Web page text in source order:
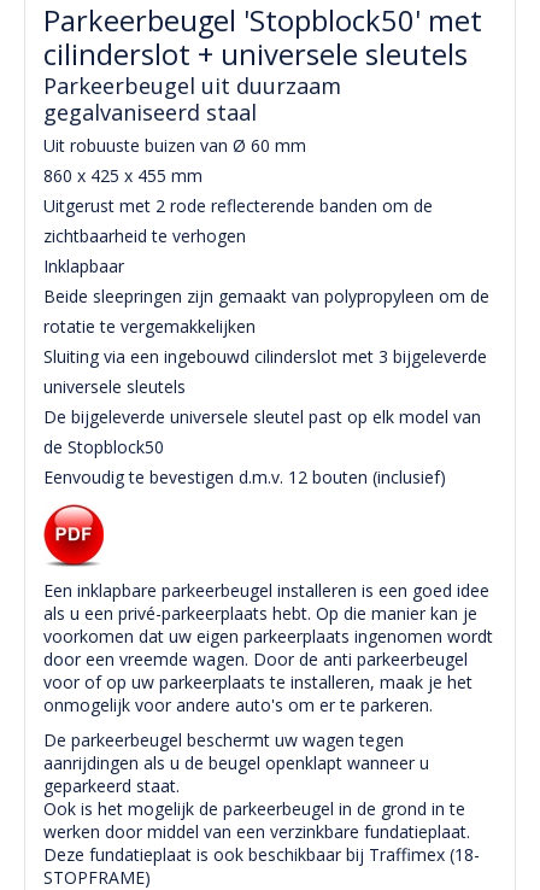
Parkeerbeugel 'Stopblock50' met
cilinderslot + universele sleutels
Parkeerbeugel uit duurzaam
gegalvaniseerd staal
Uit robuuste buizen van Ø 60 mm
860 x 425 x 455 mm
Uitgerust met 2 rode reflecterende banden om de
zichtbaarheid te verhogen
Inklapbaar
Beide sleepringen zijn gemaakt van polypropyleen om de
rotatie te vergemakkelijken
Sluiting via een ingebouwd cilinderslot met 3 bijgeleverde
universele sleutels
De bijgeleverde universele sleutel past op elk model van
de Stopblock50
Eenvoudig te bevestigen d.m.v. 12 bouten (inclusief)
Een inklapbare parkeerbeugel installeren is een goed idee
als u een privé-parkeerplaats hebt. Op die manier kan je
voorkomen dat uw eigen parkeerplaats ingenomen wordt
door een vreemde wagen. Door de anti parkeerbeugel
voor of op uw parkeerplaats te installeren, maak je het
onmogelijk voor andere auto's om er te parkeren.
De parkeerbeugel beschermt uw wagen tegen
aanrijdingen als u de beugel openklapt wanneer u
geparkeerd staat.
Ook is het mogelijk de parkeerbeugel in de grond in te
werken door middel van een verzinkbare fundatieplaat.
Deze fundatieplaat is ook beschikbaar bij Traffimex (18-
STOPFRAME)